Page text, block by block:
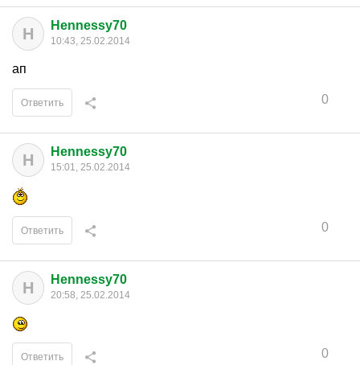
H Hennessy70
10:43, 25.02.2014
ап
0
Ответить
H Hennessy70
15:01, 25.02.2014
0
Ответить
H Hennessy70
20:58, 25.02.2014
0
Ответить